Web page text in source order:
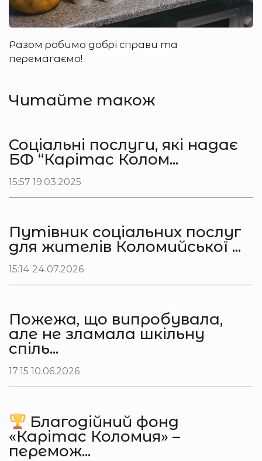
Разом робимо добрі справи та
перемагаємо!
Читайте також
Соціальні послуги, які надає
БФ “Карітас Колом...
15:57 19.03.2025
Путівник соціальних послуг
для жителів Коломийської ...
15:14 24.07.2026
Пожежа, що випробувала,
але не зламала шкільну
спіль...
17:15 10.06.2026
Благодійний фонд
«Карітас Коломия» –
перемож...